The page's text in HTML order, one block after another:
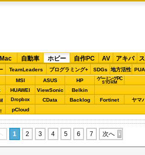
自動車 ホビー 自作PC AV アキバ
TeamLeaders プログラミング+ SDGs 地方活性
MSI ASUS HP ゲーミングPC
STORM
HUAWEI ViewSonic Belkin
Dropbox CData Backlog Fortinet ヤマ
pCloud
1 2 3 4 5 6 7 次へ